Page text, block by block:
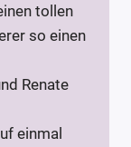
tollen
so einen
Renate
einmal